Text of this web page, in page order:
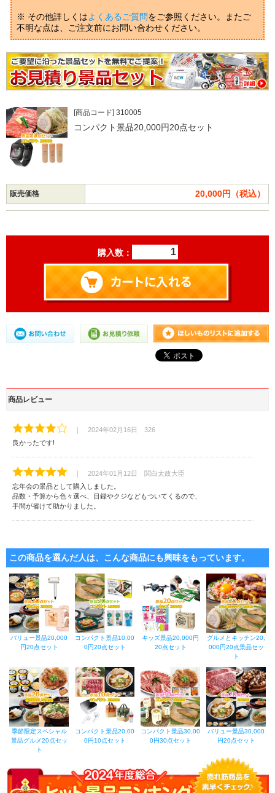
※ その他詳しくはよくあるご質問をご参照ください。またご
不明な点は、ご注文前にお問い合わせください。
[商品コード] 310005
コンパクト景品20,000円20点セット
販売価格 20,000円（税込）
購入数：
商品レビュー
｜ 2024年02月16日 326
良かったです!
｜ 2024年01月12日 関白太政大臣
忘年会の景品として購入しました。
品数・予算から色々選べ、目録やクジなどもついてくるので、
手間が省けて助かりました。
この商品を選んだ人は、こんな商品にも興味をもっています。
バリュー景品20,000
円20点セット
コンパクト景品10,00
0円20点セット
キッズ景品20,000円
20点セット
グルメとキッチン20,
000円20点景品セッ
ト
季節限定スペシャル
景品グルメ20点セッ
ト
コンパクト景品20,00
0円10点セット
コンパクト景品30,00
0円30点セット
バリュー景品30,000
円20点セット